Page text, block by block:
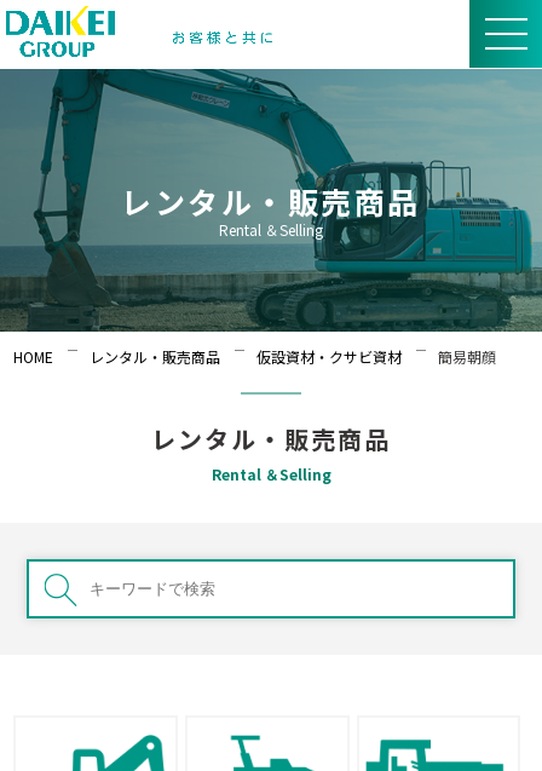
レンタル・販売商品
Rental ＆Selling
HOME レンタル・販売商品 仮設資材・クサビ資材 簡易朝顔
レンタル・販売商品
Rental ＆Selling